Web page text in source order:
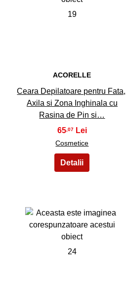
19
ACORELLE
Ceara Depilatoare pentru Fata,
Axila si Zona Inghinala cu
Rasina de Pin si…
65,07
Cosmetice
24